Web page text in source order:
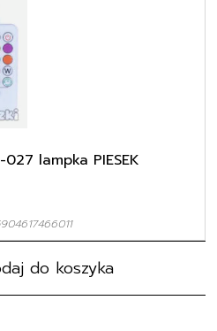
lampka PIESEK
do koszyka